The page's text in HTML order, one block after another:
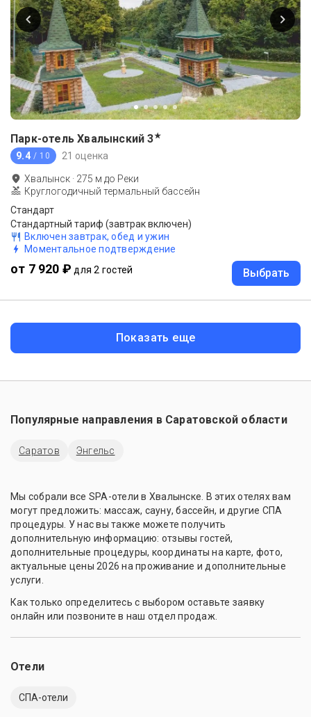
Парк-отель Хвалынский 3★
9.4 / 10 21 оценка
Хвалынск · 275 м до Реки
Круглогодичный термальный бассейн
Стандарт
Стандартный тариф (завтрак включен)
Включен завтрак, обед и ужин
Моментальное подтверждение
от 7 920 ₽ для 2 гостей Выбрать
Показать еще
Популярные направления в Саратовской области
Саратов Энгельс
Мы собрали все SPA-отели в Хвалынске. В этих отелях вам
могут предложить: массаж, сауну, бассейн, и другие СПА
процедуры. У нас вы также можете получить
дополнительную информацию: отзывы гостей,
дополнительные процедуры, координаты на карте, фото,
актуальные цены 2026 на проживание и дополнительные
услуги.
Как только определитесь с выбором оставьте заявку
онлайн или позвоните в наш отдел продаж.
Отели
СПА-отели